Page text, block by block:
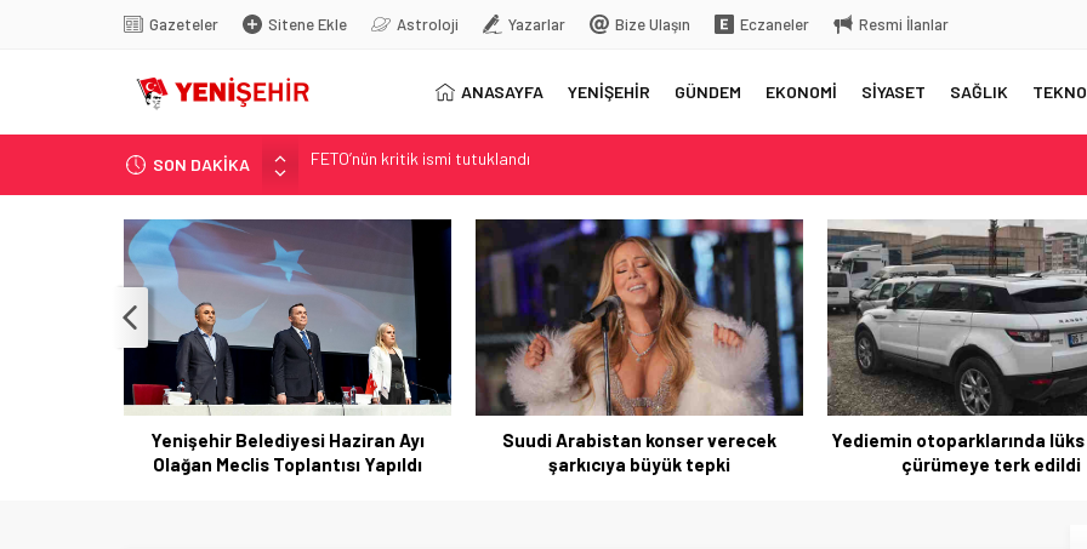
Gazeteler Sitene Ekle Astroloji Yazarlar Bize Ulaşın Eczaneler Resmi İlanlar
ANASAYFA YENİŞEHİR GÜNDEM EKONOMİ SİYASET SAĞLIK
SON DAKİKA
Son dakika… İstanbul’da trafik felç
Yunanistan Başbakanı Çipras Türkiye’ye gelecek
Görenler bakakaldı! Otomobilinin üstüne bıraktığı yazı…
İstanbul’da metro seferlerinde aksama yaşandı
FETÖ’nün kritik ismi tutuklandı
Yenişehir Belediyesi Haziran Ayı
Olağan Meclis Toplantısı Yapıldı
Suudi Arabistan konser verecek
şarkıcıya büyük tepki
Yediemin otoparklarında lüks
çürümeye terk edildi